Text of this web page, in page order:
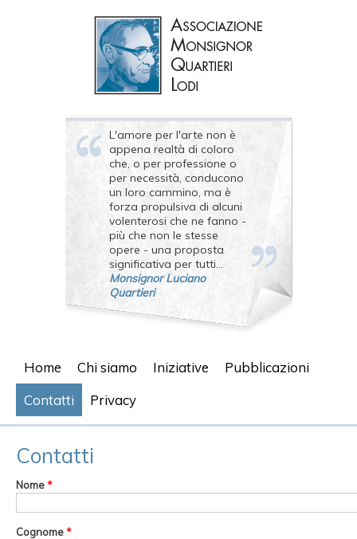
L'amore per l'arte non è
appena realtà di coloro
che, o per professione o
per necessità, conducono
un loro cammino, ma è
forza propulsiva di alcuni
volenterosi che ne fanno -
più che non le stesse
opere - una proposta
significativa per tutti...
Monsignor Luciano
Quartieri
Home Chi siamo Iniziative
Pubblicazioni
Contatti
Privacy
Contatti
Nome*
Cognome*